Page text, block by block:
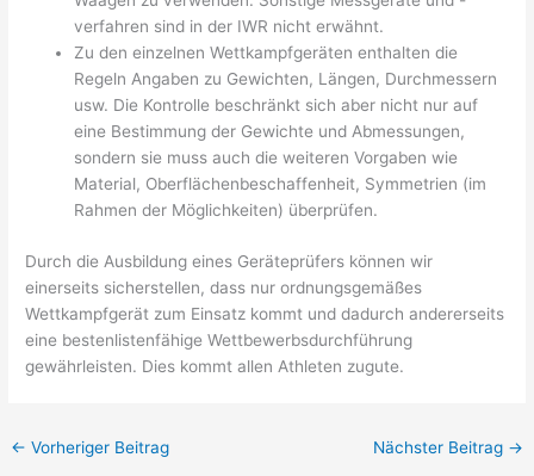
verfahren sind in der IWR nicht erwähnt.
Zu den einzelnen Wettkampfgeräten enthalten die
Regeln Angaben zu Gewichten, Längen, Durchmessern
usw. Die Kontrolle beschränkt sich aber nicht nur auf
eine Bestimmung der Gewichte und Abmessungen,
sondern sie muss auch die weiteren Vorgaben wie
Material, Oberflächenbeschaffenheit, Symmetrien (im
Rahmen der Möglichkeiten) überprüfen.
Durch die Ausbildung eines Geräteprüfers können wir
einerseits sicherstellen, dass nur ordnungsgemäßes
Wettkampfgerät zum Einsatz kommt und dadurch andererseits
eine bestenlistenfähige Wettbewerbsdurchführung
gewährleisten. Dies kommt allen Athleten zugute.
← Vorheriger Beitrag Nächster Beitrag →